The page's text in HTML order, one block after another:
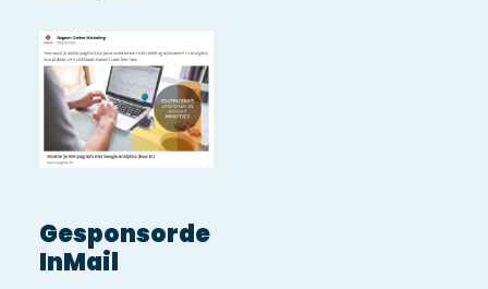
Gesponsorde
InMail